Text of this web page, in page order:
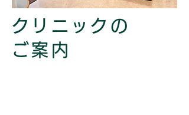
クリニックの
ご案内